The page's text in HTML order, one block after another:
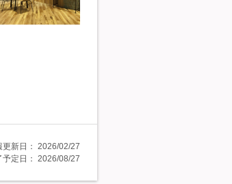
更新日： 2026/02/27
定日： 2026/08/27